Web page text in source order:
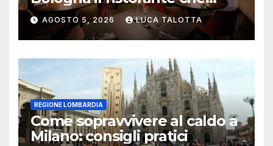
trasforma l’ospitalità in
un’esperienza di casa
AGOSTO 5, 2026 LUCA TALOTTA
REGIONE LOMBARDIA
Come sopravvivere al caldo a
Milano: consigli pratici